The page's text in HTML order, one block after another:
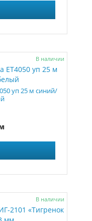
В наличии
уп 25 м синий/
В наличии